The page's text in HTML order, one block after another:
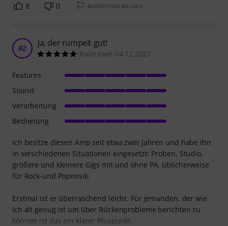
8 0 BEWERTUNG MELDEN
RZ Ja, der rumpelt gut!
Ralle zwei 04.12.2021
Ich besitze diesen Amp seit etwa zwei Jahren und habe ihn
in verschiedenen Situationen eingesetzt: Proben, Studio,
größere und kleinere Gigs mit und ohne PA, üblicherweise
für Rock-und Popmisik.
Erstmal ist er überraschend leicht. Für jemanden, der wie
ich alt genug ist um über Rückenprobleme berichten zu
können ist das ein klarer Pluspunkt.
Features
Sound
Verarbeitung
Bedienung